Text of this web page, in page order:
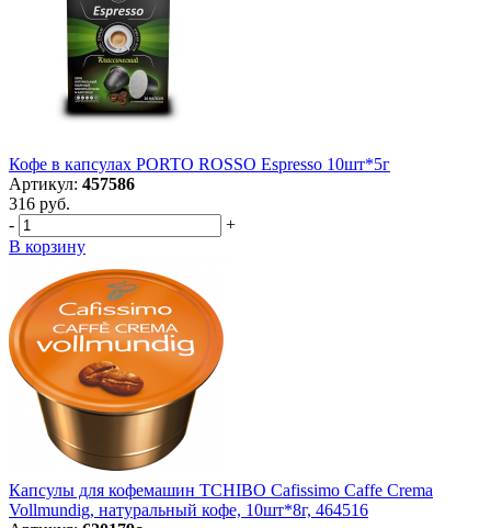
Кофе в капсулах PORTO ROSSO Espresso 10шт*5г
Артикул: 457586
316 руб.
-
+
В корзину
Капсулы для кофемашин TCHIBO Cafissimo Caffe Crema
Vollmundig, натуральный кофе, 10шт*8г, 464516